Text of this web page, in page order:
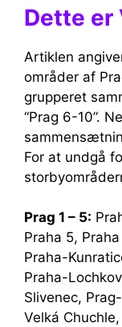
Dette er
Artiklen
områder af
grupperet
“Prag 6-10”.
For at undgå
Prag 1 – 5:
Praha 5,
Praha-
Praha-
Slivenec,
Velká